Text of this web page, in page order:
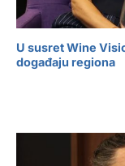
U susret Wine
događaju regiona